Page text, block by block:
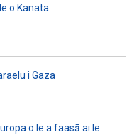
o Kanata
i Gaza
o le a faasā ai le